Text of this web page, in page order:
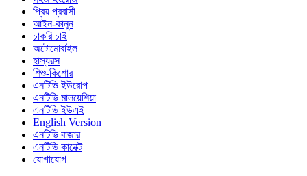
প্রিয় প্রবাসী
আইন-কানুন
চাকরি চাই
অটোমোবাইল
হাস্যরস
শিশু-কিশোর
এনটিভি ইউরোপ
এনটিভি মালয়েশিয়া
এনটিভি ইউএই
English Version
এনটিভি বাজার
এনটিভি কানেক্ট
যোগাযোগ